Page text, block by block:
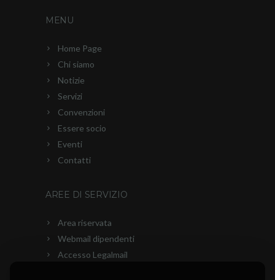
MENU
Home Page
Chi siamo
Notizie
Servizi
Convenzioni
Essere socio
Eventi
Contatti
AREE DI SERVIZIO
Area riservata
Webmail dipendenti
Accesso Legalmail